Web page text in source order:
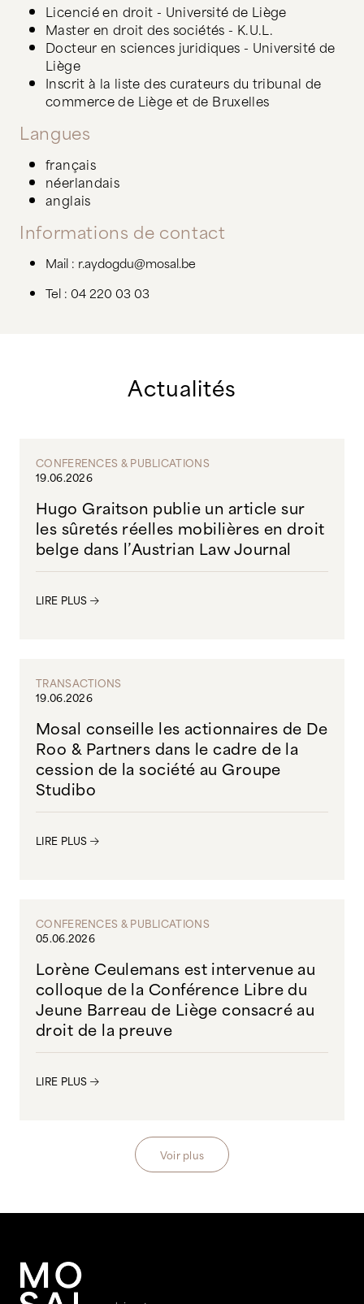
Licencié en droit - Université de Liège
Master en droit des sociétés - K.U.L.
Docteur en sciences juridiques - Université de
Liège
Inscrit à la liste des curateurs du tribunal de
commerce de Liège et de Bruxelles
Langues
français
néerlandais
anglais
Informations de contact
Mail : r.aydogdu@mosal.be
Tel : 04 220 03 03
Actualités
CONFERENCES & PUBLICATIONS
19.06.2026
Hugo Graitson publie un article sur
les sûretés réelles mobilières en droit
belge dans l’Austrian Law Journal
LIRE PLUS
TRANSACTIONS
19.06.2026
Mosal conseille les actionnaires de De
Roo & Partners dans le cadre de la
cession de la société au Groupe
Studibo
LIRE PLUS
CONFERENCES & PUBLICATIONS
05.06.2026
Lorène Ceulemans est intervenue au
colloque de la Conférence Libre du
Jeune Barreau de Liège consacré au
droit de la preuve
LIRE PLUS
Voir plus